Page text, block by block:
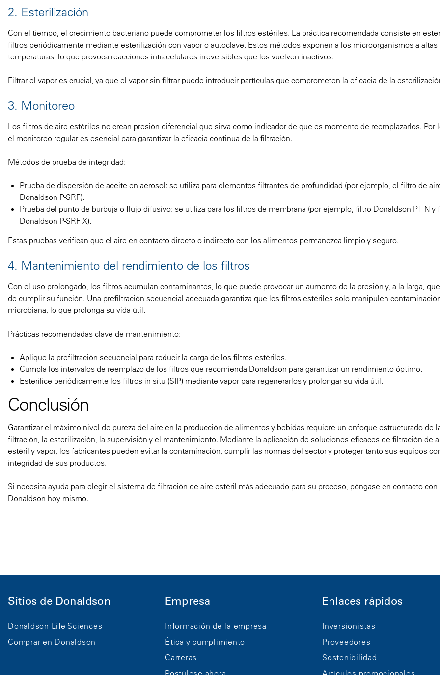
2. Esterilización
Con el tiempo, el crecimiento bacteriano puede comprometer los filtros estériles. La práctica recomendada consiste en
filtros periódicamente mediante esterilización con vapor o autoclave. Estos métodos exponen a los microorganismos a altas
temperaturas, lo que provoca reacciones intracelulares irreversibles que los vuelven inactivos.
Filtrar el vapor es crucial, ya que el vapor sin filtrar puede introducir partículas que comprometen la eficacia de la
3. Monitoreo
Los filtros de aire estériles no crean presión diferencial que sirva como indicador de que es momento de reemplazarlos. Por
el monitoreo regular es esencial para garantizar la eficacia continua de la filtración.
Métodos de prueba de integridad:
Prueba de dispersión de aceite en aerosol: se utiliza para elementos filtrantes de profundidad (por ejemplo, el filtro de
Donaldson P-SRF).
Prueba del punto de burbuja o flujo difusivo: se utiliza para los filtros de membrana (por ejemplo, filtro Donaldson PT N y
Donaldson P-SRF X).
Estas pruebas verifican que el aire en contacto directo o indirecto con los alimentos permanezca limpio y seguro.
4. Mantenimiento del rendimiento de los filtros
Con el uso prolongado, los filtros acumulan contaminantes, lo que puede provocar un aumento de la presión y, a la larga,
de cumplir su función. Una prefiltración secuencial adecuada garantiza que los filtros estériles solo manipulen
microbiana, lo que prolonga su vida útil.
Prácticas recomendadas clave de mantenimiento:
Aplique la prefiltración secuencial para reducir la carga de los filtros estériles.
Cumpla los intervalos de reemplazo de los filtros que recomienda Donaldson para garantizar un rendimiento óptimo.
Esterilice periódicamente los filtros in situ (SIP) mediante vapor para regenerarlos y prolongar su vida útil.
Conclusión
Garantizar el máximo nivel de pureza del aire en la producción de alimentos y bebidas requiere un enfoque estructurado de
filtración, la esterilización, la supervisión y el mantenimiento. Mediante la aplicación de soluciones eficaces de filtración de
estéril y vapor, los fabricantes pueden evitar la contaminación, cumplir las normas del sector y proteger tanto sus equipos
integridad de sus productos.
Si necesita ayuda para elegir el sistema de filtración de aire estéril más adecuado para su proceso, póngase en contacto con
Donaldson hoy mismo.
Sitios de Donaldson
Donaldson Life Sciences
Comprar en Donaldson
Empresa
Información de la empresa
Ética y cumplimiento
Carreras
Enlaces rápidos
Inversionistas
Proveedores
Sostenibilidad